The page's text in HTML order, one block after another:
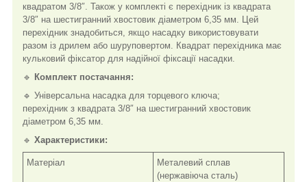
квадратом 3/8″. Також у комплекті є перехідник із квадрата
3/8″ на шестигранний хвостовик діаметром 6,35 мм. Цей
перехідник знадобиться, якщо насадку використовувати
разом із дрилем або шуруповертом. Квадрат перехідника має
кульковий фіксатор для надійної фіксації насадки.
🔹 Комплект постачання:
🔹 Універсальна насадка для торцевого ключа;
перехідник з квадрата 3/8″ на шестигранний хвостовик
діаметром 6,35 мм.
🔹 Характеристики:
Матеріал
Металевий сплав
(нержавіюча сталь)